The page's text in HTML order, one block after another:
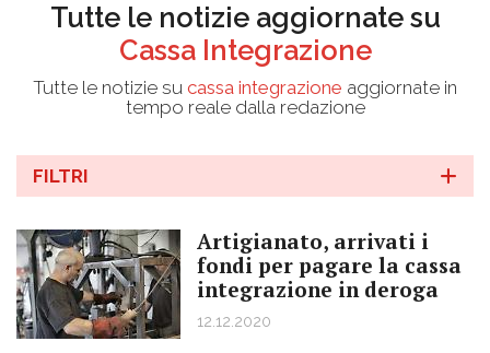
Tutte le notizie aggiornate su
Cassa Integrazione
Tutte le notizie su cassa integrazione aggiornate in
tempo reale dalla redazione
FILTRI
Artigianato, arrivati i
fondi per pagare la cassa
integrazione in deroga
12.12.2020